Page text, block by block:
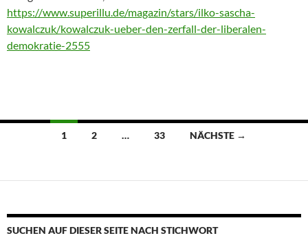
https://www.superillu.de/magazin/stars/ilko-sascha-
kowalczuk/kowalczuk-ueber-den-zerfall-der-liberalen-
demokratie-2555
Beitragsnavigation
1 2 … 33 NÄCHSTE →
SUCHEN AUF DIESER SEITE NACH STICHWORT